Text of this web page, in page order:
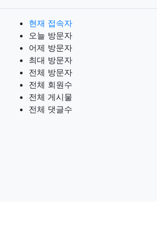
현재 접속자
오늘 방문자
어제 방문자
최대 방문자
전체 방문자
전체 회원수
전체 게시물
전체 댓글수